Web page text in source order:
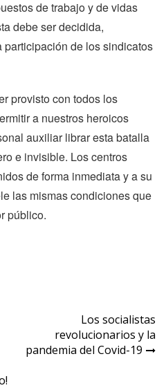
de trabajo y de vidas
debe ser decidida,
participación de los sindicatos
provisto con todos los
a nuestros heroicos
auxiliar librar esta batalla
e invisible. Los centros
de forma inmediata y a su
las mismas condiciones que
público.
Los socialistas
revolucionarios y la
pandemia del Covid-19